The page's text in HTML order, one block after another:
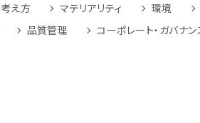
え方 マテリアリティ 環境
品質管理 コーポレート・ガバナン